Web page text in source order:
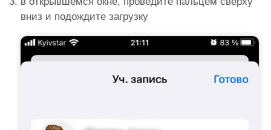
вниз и подождите загрузку